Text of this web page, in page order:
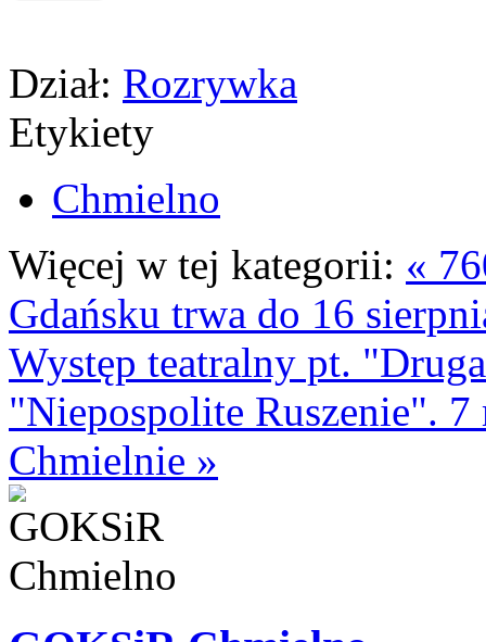
Dział: Rozrywka
Etykiety
Chmielno
Więcej w tej kategorii: «
Gdańsku trwa do 16
Występ teatralny pt.
"Niepospolite Ruszenie".
Chmielnie »